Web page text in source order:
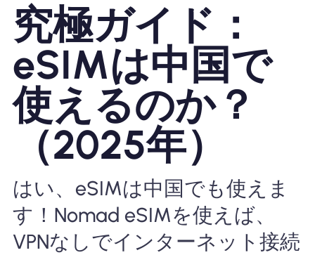
ショッププラン
eSIMについて
Nomad eSIMを使用する理由
eSIMの使用
究極ガイド：
eSIMは中国で
使えるのか？
（2025年）
はい、eSIMは中国でも使えま
す！Nomad eSIMを使えば、
VPNなしでインターネット接続